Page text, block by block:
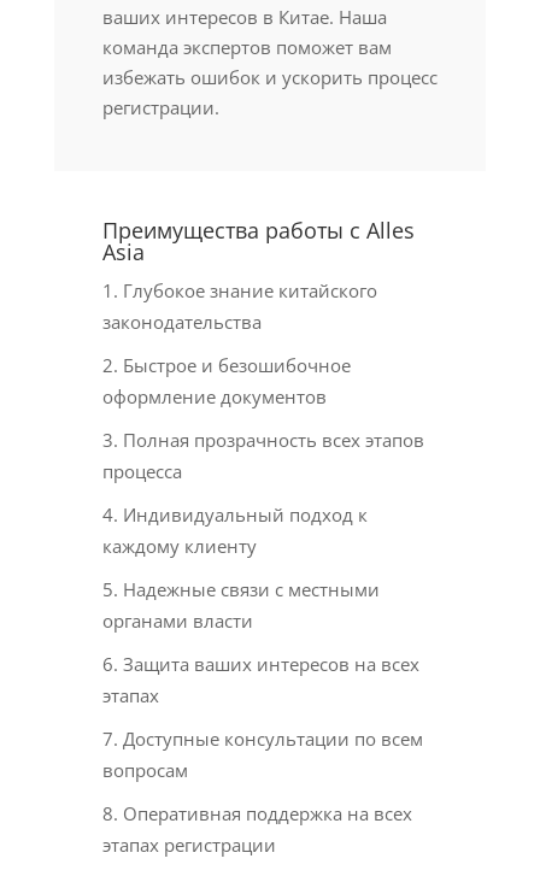
ваших интересов в Китае. Наша
команда экспертов поможет вам
избежать ошибок и ускорить процесс
регистрации.
Преимущества работы с Alles
Asia
1. Глубокое знание китайского
законодательства
2. Быстрое и безошибочное
оформление документов
3. Полная прозрачность всех этапов
процесса
4. Индивидуальный подход к
каждому клиенту
5. Надежные связи с местными
органами власти
6. Защита ваших интересов на всех
этапах
7. Доступные консультации по всем
вопросам
8. Оперативная поддержка на всех
этапах регистрации